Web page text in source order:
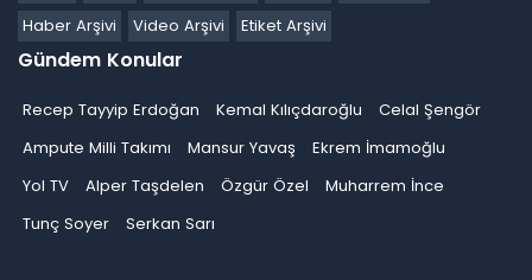
Haber Arşivi
Video Arşivi Etiket Arşivi
Gündem Konular
Recep Tayyip Erdoğan Kemal Kılıçdaroğlu
Celal Şengör
Ampute Milli Takımı
Mansur Yavaş
Ekrem İmamoğlu
Yol TV
Alper Taşdelen Özgür Özel
Muharrem İnce
Tunç Soyer
Serkan Sarı